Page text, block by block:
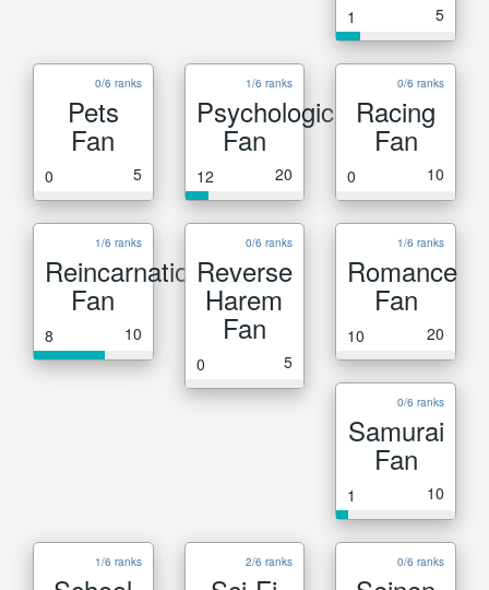
1 5
0/6 ranks
Pets
Fan
0 5
1/6 ranks
Psychological
Fan
12 20
0/6 ranks
Racing
Fan
0 10
1/6 ranks
Reincarnation
Fan
8 10
0/6 ranks
Reverse
Harem
Fan
0 5
1/6 ranks
Romance
Fan
10 20
0/6 ranks
Samurai
Fan
1 10
1/6 ranks 2/6 ranks 0/6 ranks